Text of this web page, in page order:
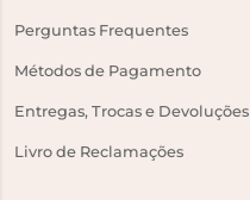
Perguntas Frequentes
Métodos de Pagamento
Entregas, Trocas e Devoluções
Livro de Reclamações